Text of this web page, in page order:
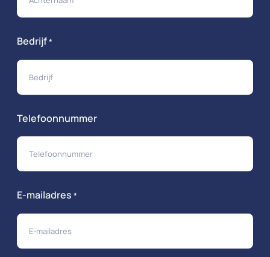
Bedrijf*
Telefoonnummer
E-mailadres *